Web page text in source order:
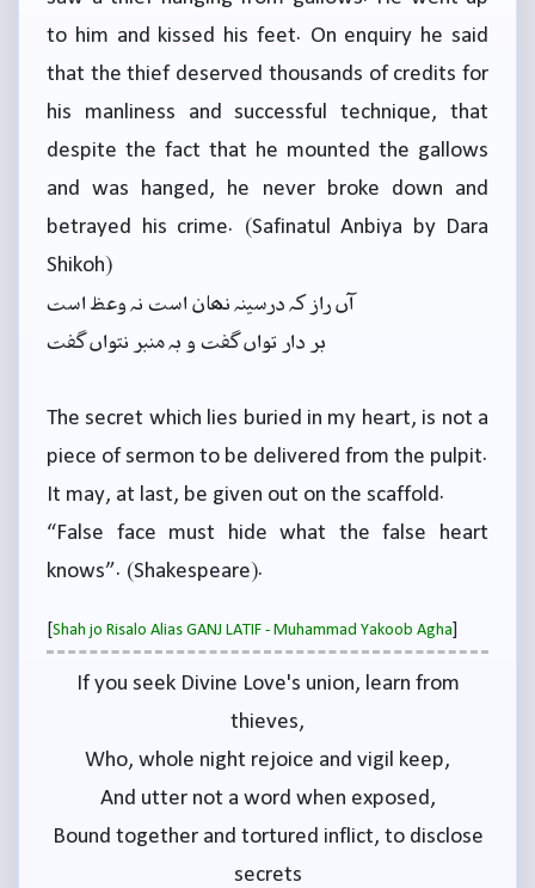
to him and kissed his feet. On enquiry he said
that the thief deserved thousands of credits for
his manliness and successful technique, that
despite the fact that he mounted the gallows
and was hanged, he never broke down and
betrayed his crime. (Safinatul Anbiya by Dara
Shikoh)
آں راز کہ درسینہ نھان است نہ وعظ است
بر دار تواں گفت و بہ منبر نتواں گفت
The secret which lies buried in my heart, is not a
piece of sermon to be delivered from the pulpit.
It may, at last, be given out on the scaffold.
“False face must hide what the false heart
knows”. (Shakespeare).
[Shah jo Risalo Alias GANJ LATIF - Muhammad Yakoob Agha
If you seek Divine Love's union, learn from
thieves,
Who, whole night rejoice and vigil keep,
And utter not a word when exposed,
Bound together and tortured inflict, to disclose
secrets